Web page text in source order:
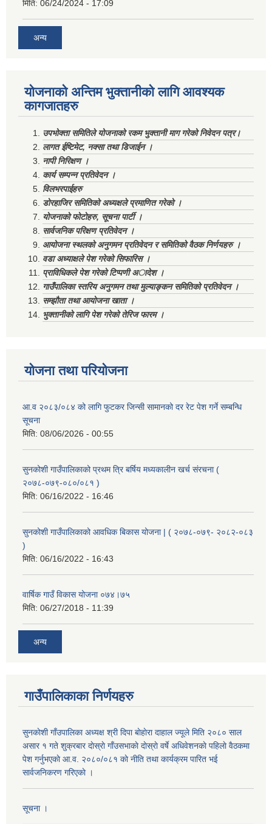
मिति: 06/24/2024 - 17:09
अन्य
योजनाको अन्तिम भुक्तानीको लागि आवश्यक
कागजातहरु
उपभोक्ता समितिले योजनाको रकम भुक्तानी माग गरेको निवेदन पत्र।
लागत ईष्टिमेट, नक्सा तथा डिजाईन ।
नापी निरिक्षण ।
कार्य सम्पन्न प्रतिवेदन ।
विलभरपाईहरु
डोरहाजिर समितिको अध्यक्षले प्रमाणित गरेको ।
योजनाको फोटोहरु, सूचना पार्टी ।
सार्वजनिक परिक्षण प्रतिवेदन ।
आयोजना स्थलको अनुगमन प्रतिवेदन र समितिको वैठक निर्णयहरु ।
वडा अध्याक्षले पेश गरेको सिफारिस ।
प्राविधिकले पेश गरेको टिप्पणी अादेश ।
गाउँपालिका स्तरिय अनुगमन तथा मुल्याङ्कन समितिको प्रतिवेदन ।
सम्झौता तथा आयोजना खाता ।
भुक्तानीको लागि पेश गरेको तेरिज फारम ।
योजना तथा परियोजना
आ.व २०८३/०८४ को लागि फुटकर जिन्सी सामानको दर रेट पेश गर्ने सम्बन्धि
सूचना
मिति: 08/06/2026 - 00:55
सुनकोशी गाउँपालिकाको प्रथम त्रि बर्षिय मध्यकालीन खर्च संरचना (
२०७८-०७९-०८०/०८१ )
मिति: 06/16/2022 - 16:46
सुनकोशी गाउँपालिकाको आवधिक बिकास योजना | ( २०७८-०७९- २०८२-०८३
)
मिति: 06/16/2022 - 16:43
वार्षिक गाउँ विकास योजना ०७४।७५
मिति: 06/27/2018 - 11:39
अन्य
गाउँपालिकाका निर्णयहरु
सुनकाेशी गाँउपालिका अध्यक्ष श्री दिपा बाेहाेरा दाहाल ज्यूले मिति २०८० साल
असार १ गते शुक्रबार दाेस्राे गाँउसभाकाे दाेस्राे वर्षे अधिवेशनकाे पहिलाे वैठकमा
पेश गर्नुभएकाे आ.व. २०८०/०८१ काे नीति तथा कार्यक्रम पारित भई
सार्वजनिकरण गरिएकाे ।
सूचना ।